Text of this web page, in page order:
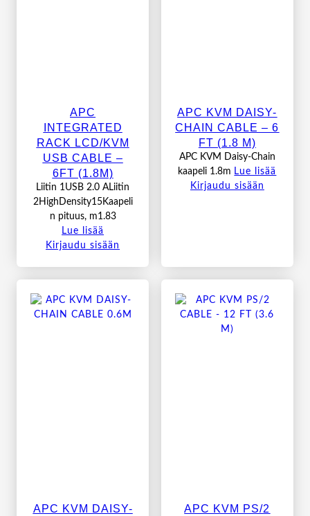
APC
INTEGRATED
RACK LCD/KVM
USB CABLE –
6FT (1.8M)
Liitin 1USB 2.0 ALiitin
2HighDensity15Kaapeli
n pituus, m1.83
Lue lisää
Kirjaudu sisään
APC KVM DAISY-
CHAIN CABLE – 6
FT (1.8 M)
APC KVM Daisy-Chain
kaapeli 1.8m Lue lisää
Kirjaudu sisään
APC KVM DAISY-
APC KVM PS/2